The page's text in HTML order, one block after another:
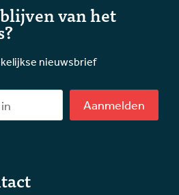
van het
nieuwsbrief
Aanmelden